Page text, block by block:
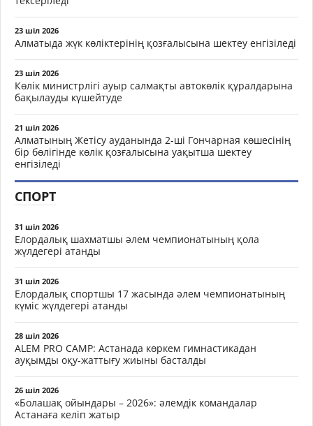
23 шіл 2026
Алматыда жүк көліктерінің қозғалысына шектеу енгізіледі
23 шіл 2026
Көлік министрлігі ауыр салмақты автокөлік құралдарына
бақылауды күшейтуде
21 шіл 2026
Алматының Жетісу ауданында 2-ші Гончарная көшесінің
бір бөлігінде көлік қозғалысына уақытша шектеу
енгізіледі
СПОРТ
31 шіл 2026
Елордалық шахматшы әлем чемпионатының қола
жүлдегері атанды
31 шіл 2026
Елордалық спортшы 17 жасында әлем чемпионатының
күміс жүлдегері атанды
28 шіл 2026
ALEM PRO CAMP: Астанада көркем гимнастикадан
ауқымды оқу-жаттығу жиыны басталды
26 шіл 2026
«Болашақ ойындары – 2026»: әлемдік командалар
Астанаға келіп жатыр